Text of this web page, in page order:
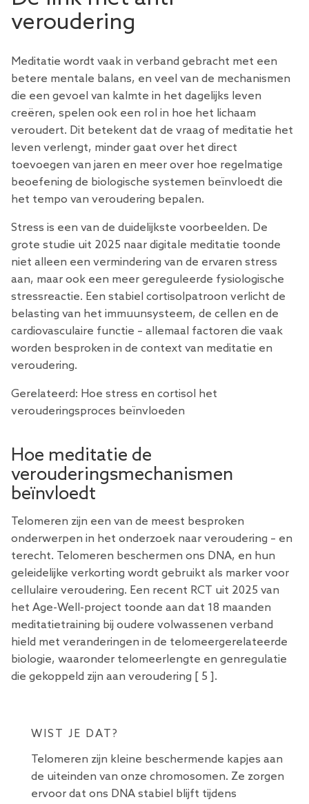
veroudering
Meditatie wordt vaak in verband gebracht met een
betere mentale balans, en veel van de mechanismen
die een gevoel van kalmte in het dagelijks leven
creëren, spelen ook een rol in hoe het lichaam
veroudert. Dit betekent dat de vraag of meditatie het
leven verlengt, minder gaat over het direct
toevoegen van jaren en meer over hoe regelmatige
beoefening de biologische systemen beïnvloedt die
het tempo van veroudering bepalen.
Stress is een van de duidelijkste voorbeelden. De
grote studie uit 2025 naar digitale meditatie toonde
niet alleen een vermindering van de ervaren stress
aan, maar ook een meer gereguleerde fysiologische
stressreactie. Een stabiel cortisolpatroon verlicht de
belasting van het immuunsysteem, de cellen en de
cardiovasculaire functie – allemaal factoren die vaak
worden besproken in de context van meditatie en
veroudering.
Gerelateerd: Hoe stress en cortisol het
verouderingsproces beïnvloeden
Hoe meditatie de
verouderingsmechanismen
beïnvloedt
Telomeren zijn een van de meest besproken
onderwerpen in het onderzoek naar veroudering – en
terecht. Telomeren beschermen ons DNA, en hun
geleidelijke verkorting wordt gebruikt als marker voor
cellulaire veroudering. Een recent RCT uit 2025 van
het Age-Well-project toonde aan dat 18 maanden
meditatietraining bij oudere volwassenen verband
hield met veranderingen in de telomeergerelateerde
biologie, waaronder telomeerlengte en genregulatie
die gekoppeld zijn aan veroudering [ 5 ].
WIST JE DAT?
Telomeren zijn kleine beschermende kapjes aan
de uiteinden van onze chromosomen. Ze zorgen
ervoor dat ons DNA stabiel blijft tijdens